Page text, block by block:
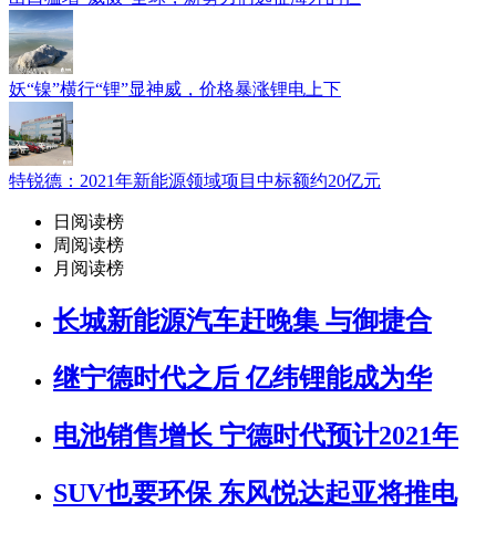
妖“镍”横行“锂”显神威，价格暴涨锂电上下
特锐德：2021年新能源领域项目中标额约20亿元
日阅读榜
周阅读榜
月阅读榜
长城新能源汽车赶晚集 与御捷合
继宁德时代之后 亿纬锂能成为华
电池销售增长 宁德时代预计2021年
SUV也要环保 东风悦达起亚将推电